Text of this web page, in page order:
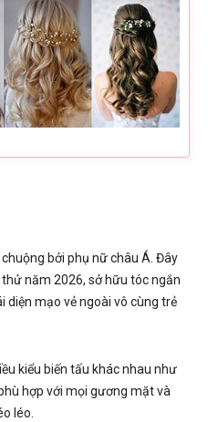
bởi phụ nữ châu Á. Đây
năm 2026, sở hữu tóc ngắn
diện mạo vẻ ngoài vô cùng trẻ
kiểu biến tấu khác nhau như
hợp với mọi gương mặt và
léo.